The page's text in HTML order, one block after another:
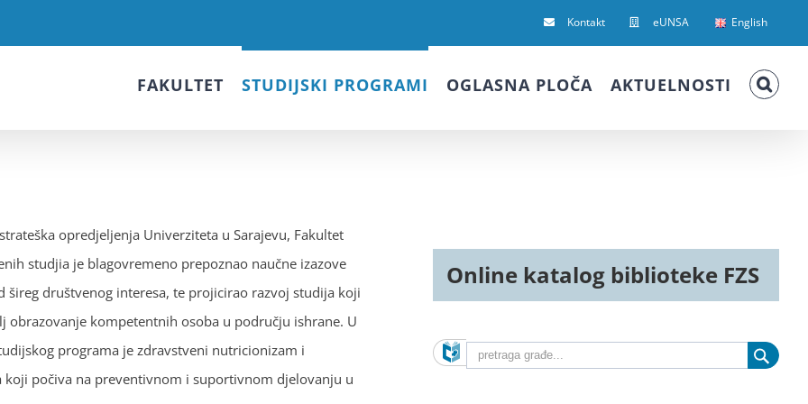
Kontakt eUNSA English
FAKULTET STUDIJSKI PROGRAMI OGLASNA PLOČA AKTUELNOSTI
opredjeljenja Univerziteta u Sarajevu, Fakultet
studjia je blagovremeno prepoznao naučne izazove
šireg društvenog interesa, te projicirao razvoj studija koji
obrazovanje kompetentnih osoba u području ishrane. U
programa je zdravstveni nutricionizam i
koji počiva na preventivnom i suportivnom djelovanju u
Online katalog biblioteke FZS